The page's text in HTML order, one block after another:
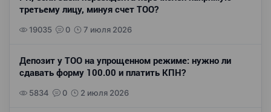
третьему лицу, минуя счет ТОО?
19035 0 7 июля 2026
Депозит у ТОО на упрощенном режиме: нужно ли
сдавать форму 100.00 и платить КПН?
5834 0 2 июля 2026